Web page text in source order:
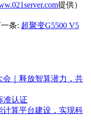
提供）
条: 超聚变G5500 V5
会｜释放智算潜力，共
准认证
计算平台建设，实现科